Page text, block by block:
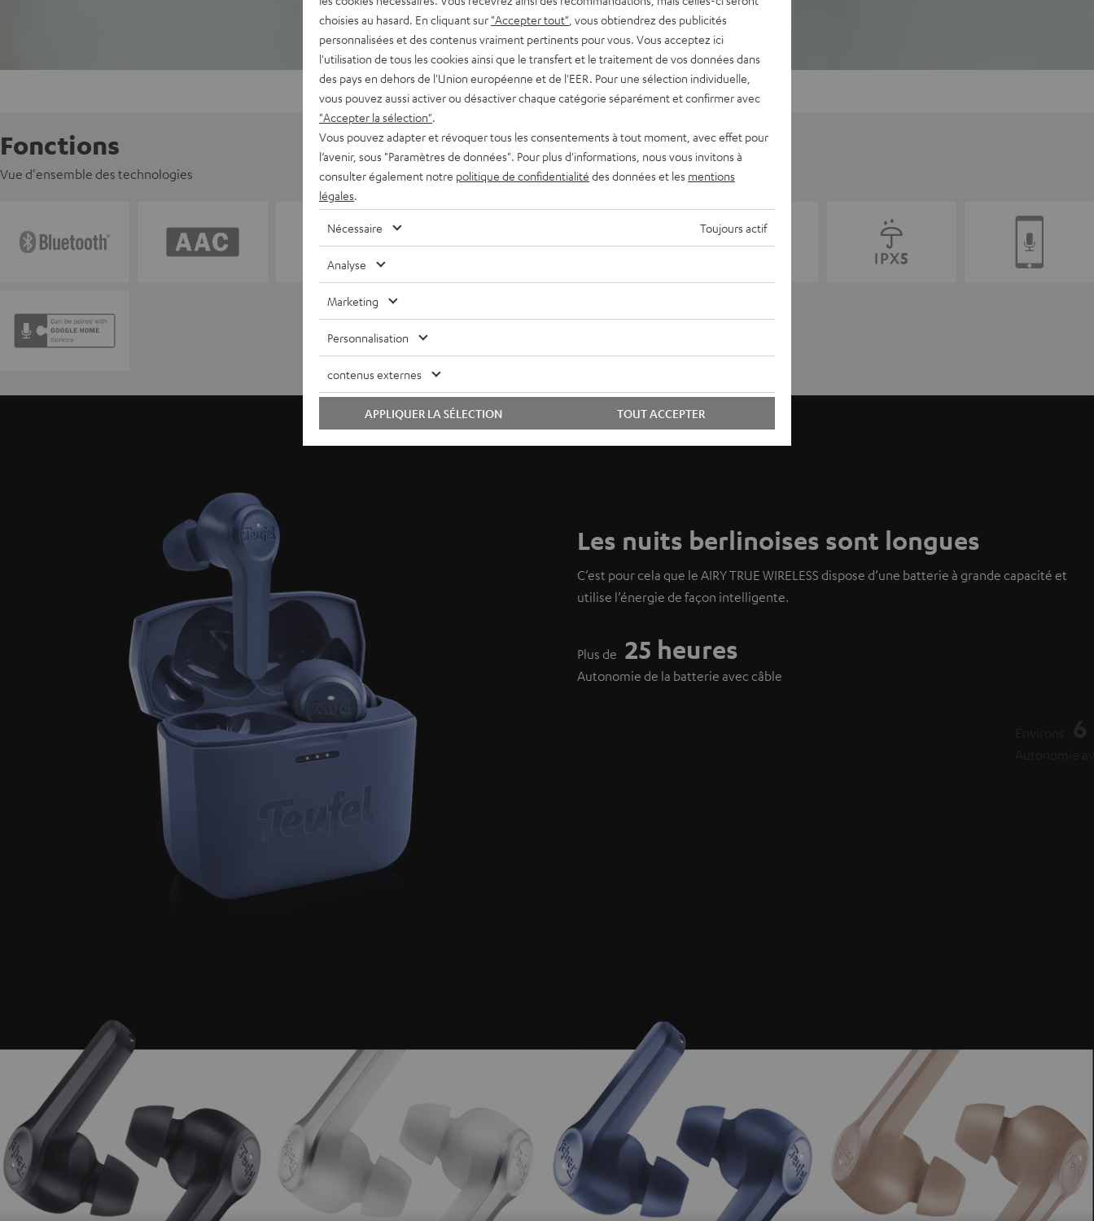
Fonctions
Vue d'ensemble des technologies
Les nuits berlinoises sont longues
C’est pour cela que le AIRY TRUE WIRELESS dispose d’une batterie à grande capacité et
utilise l’énergie de façon intelligente.
Plus de 25 heures
Autonomie de la batterie avec câble
choisies au hasard. En cliquant sur "Accepter tout" , vous obtiendrez des publicités
personnalisées et des contenus vraiment pertinents pour vous. Vous acceptez ici
l'utilisation de tous les cookies ainsi que le transfert et le traitement de vos données dans
des pays en dehors de l'Union européenne et de l'EER. Pour une sélection individuelle,
vous pouvez aussi activer ou désactiver chaque catégorie séparément et confirmer avec
"Accepter la sélection"
Vous pouvez adapter et révoquer tous les consentements à tout moment, avec effet pour
l’avenir, sous "Paramètres de données". Pour plus d'informations, nous vous invitons à
consulter également notre politique de confidentialité des données et les mentions
légales
Nécessaire Toujours actif
Analyse
Marketing
Personnalisation
contenus externes
TOUT ACCEPTER
APPLIQUER LA SÉLECTION